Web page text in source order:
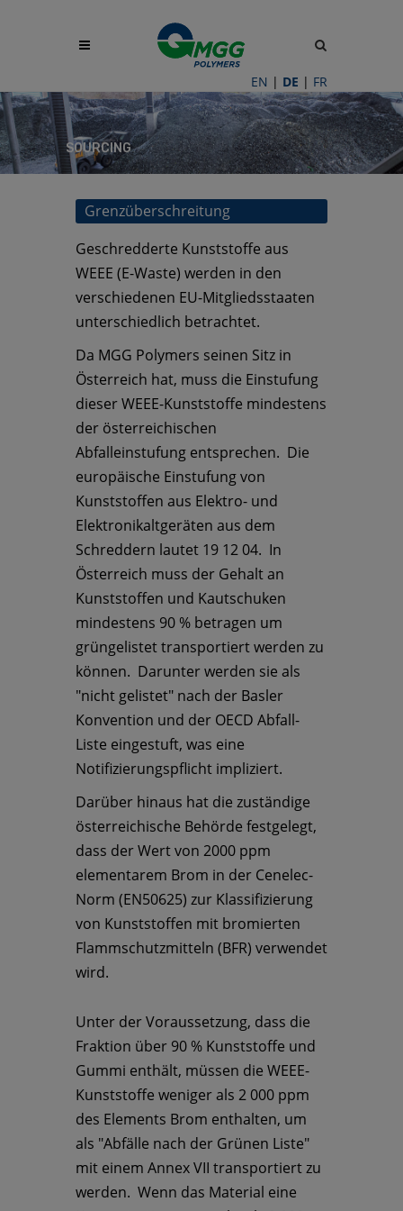
EN | DE | FR
Site
toggle
SOURCING
Grenzüberschreitung
Geschredderte Kunststoffe aus
WEEE (E-Waste) werden in den
verschiedenen EU-Mitgliedsstaaten
unterschiedlich betrachtet.
Da MGG Polymers seinen Sitz in
Österreich hat, muss die Einstufung
dieser WEEE-Kunststoffe mindestens
der österreichischen
Abfalleinstufung entsprechen. Die
europäische Einstufung von
Kunststoffen aus Elektro- und
Elektronikaltgeräten aus dem
Schreddern lautet 19 12 04. In
Österreich muss der Gehalt an
Kunststoffen und Kautschuken
mindestens 90 % betragen um
grüngelistet transportiert werden zu
können. Darunter werden sie als
"nicht gelistet" nach der Basler
Konvention und der OECD Abfall-
Liste eingestuft, was eine
Notifizierungspflicht impliziert.
Darüber hinaus hat die zuständige
österreichische Behörde festgelegt,
dass der Wert von 2000 ppm
elementarem Brom in der Cenelec-
Norm (EN50625) zur Klassifizierung
von Kunststoffen mit bromierten
Flammschutzmitteln (BFR) verwendet
wird.
Unter der Voraussetzung, dass die
Fraktion über 90 % Kunststoffe und
Gummi enthält, müssen die WEEE-
Kunststoffe weniger als 2 000 ppm
des Elements Brom enthalten, um
als "Abfälle nach der Grünen Liste"
mit einem Annex VII transportiert zu
werden. Wenn das Material eine